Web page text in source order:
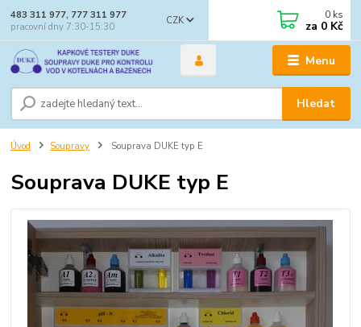
Menu
CZK
Hledat
483 311 977, 777 311 977
pracovní dny 7:30-15:30
0 ks
za 0 Kč
Úvod Soupravy Souprava DUKE typ E
Souprava DUKE typ E